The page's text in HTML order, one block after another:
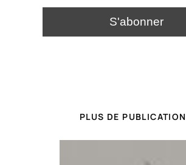
PLUS DE